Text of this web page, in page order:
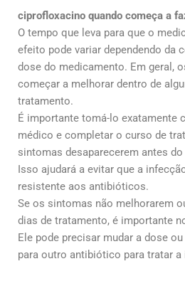
ciprofloxacino quando começa a
O tempo que leva para que o
efeito pode variar dependendo da
dose do medicamento. Em geral,
começar a melhorar dentro de
tratamento.
É importante tomá-lo exatamente
médico e completar o curso de
sintomas desaparecerem antes
Isso ajudará a evitar que a
resistente aos antibióticos.
Se os sintomas não melhorarem
dias de tratamento, é importante
Ele pode precisar mudar a dose
para outro antibiótico para tratar a